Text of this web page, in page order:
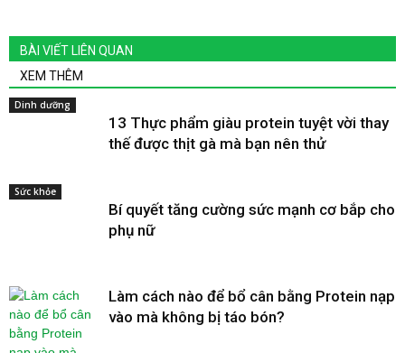
BÀI VIẾT LIÊN QUAN
XEM THÊM
Dinh dưỡng
13 Thực phẩm giàu protein tuyệt vời thay
thế được thịt gà mà bạn nên thử
Sức khỏe
Bí quyết tăng cường sức mạnh cơ bắp cho
phụ nữ
Làm cách nào để bổ cân bằng Protein nạp
vào mà không bị táo bón?